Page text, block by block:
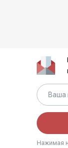
Нажимая